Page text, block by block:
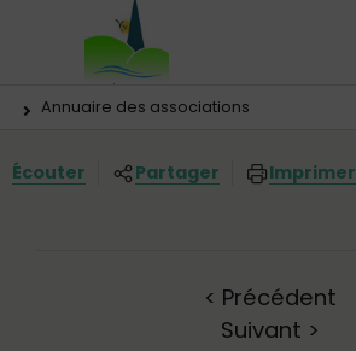
Panneau de gestion des cookies
Menu principal
Vous êtes ici:
Annuaire des associations
Écouter Partager Imprimer
< Précédent
Suivant >